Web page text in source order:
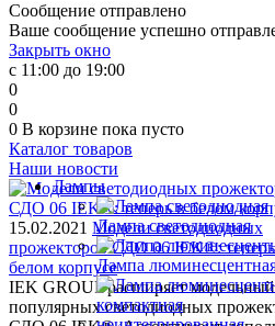
Сообщение отправлено
Ваше сообщение успешно
Закрыть окно
с 11:00 до 19:00
0
0
0 В корзине пока пусто
Каталог товаров
Лампы
Лампа светодиодная
Лампа
Наши новости
15.02.2021 Модели светодиодных
прожекторов СДО 06 IEK®:
белом корпусе
IEK GROUP расширяет
популярных светодиодных